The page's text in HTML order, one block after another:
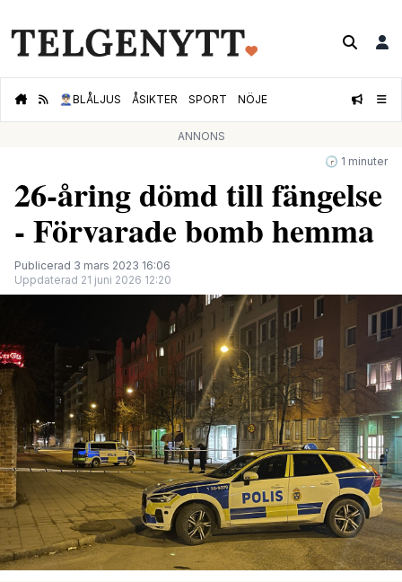
👮🏻‍♂️BLÅLJUS ÅSIKTER SPORT NÖJE
ANNONS
🕝 1 minuter
26-åring dömd till fängelse
- Förvarade bomb hemma
Publicerad 3 mars 2023 16:06
Uppdaterad 21 juni 2026 12:20